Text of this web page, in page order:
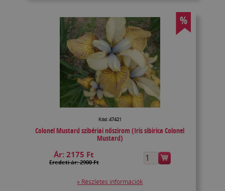
%
Kód: 47421
Colonel Mustard szibériai nőszirom (Iris sibirica Colonel
Mustard)
Ár:2175 Ft
Eredeti ár: 2900 Ft
» Részletes információk